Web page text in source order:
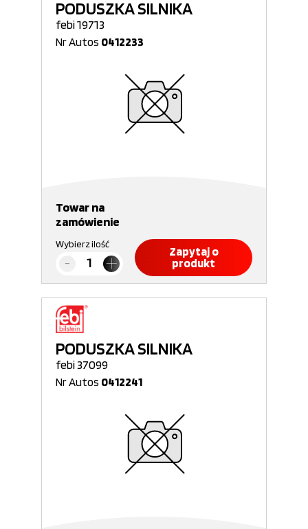
PODUSZKA SILNIKA
febi 19713
Nr Autos 0412233
Towar na
zamówienie
Wybierz ilość
Zapytaj o
produkt
PODUSZKA SILNIKA
febi 37099
Nr Autos 0412241